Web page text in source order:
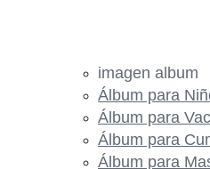
imagen album
Álbum para
Álbum para
Álbum para
Álbum para